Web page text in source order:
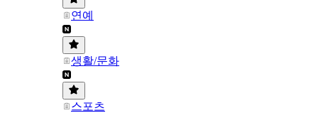
연예
생활/문화
스포츠